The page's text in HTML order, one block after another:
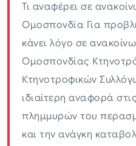
Τι αναφέρει σε
Ομοσπονδία Για
κάνει λόγο σε
Ομοσπονδίας
Κτηνοτροφικών
ιδιαίτερη αναφορά
πλημμυρών του
και την ανάγκη